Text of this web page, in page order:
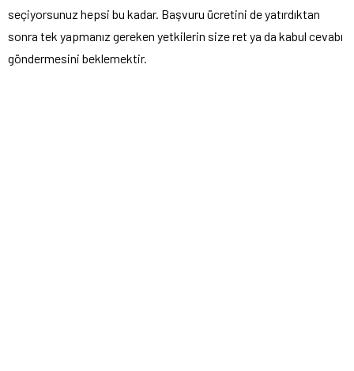
seçiyorsunuz hepsi bu kadar. Başvuru ücretini de yatırdıktan
sonra tek yapmanız gereken yetkilerin size ret ya da kabul cevabı
göndermesini beklemektir.